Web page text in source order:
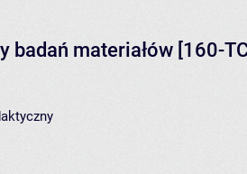
materiałów [160-